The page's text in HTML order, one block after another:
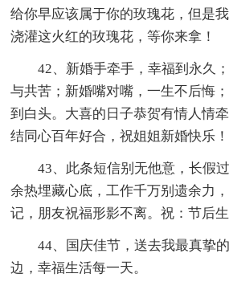
给你早应该属于你的玫瑰花，但是
浇灌这火红的玫瑰花，等你来拿！
42、新婚手牵手，幸福到永久
与共苦；新婚嘴对嘴，一生不后悔
到白头。大喜的日子恭贺有情人情
结同心百年好合，祝姐姐新婚快乐！
43、此条短信别无他意，长假
余热埋藏心底，工作千万别遗余力
记，朋友祝福形影不离。祝：节后
44、国庆佳节，送去我最真挚
边，幸福生活每一天。